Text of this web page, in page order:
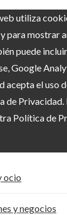
utiliza
para mostrar
puede
Google
acepta el uso
de
Política de
ocio
y negocios